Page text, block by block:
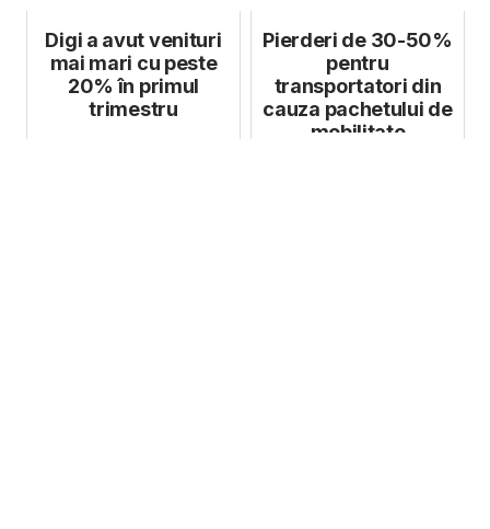
Digi a avut venituri
mai mari cu peste
20% în primul
trimestru
Pierderi de 30-50%
pentru
transportatori din
cauza pachetului de
mobilitate